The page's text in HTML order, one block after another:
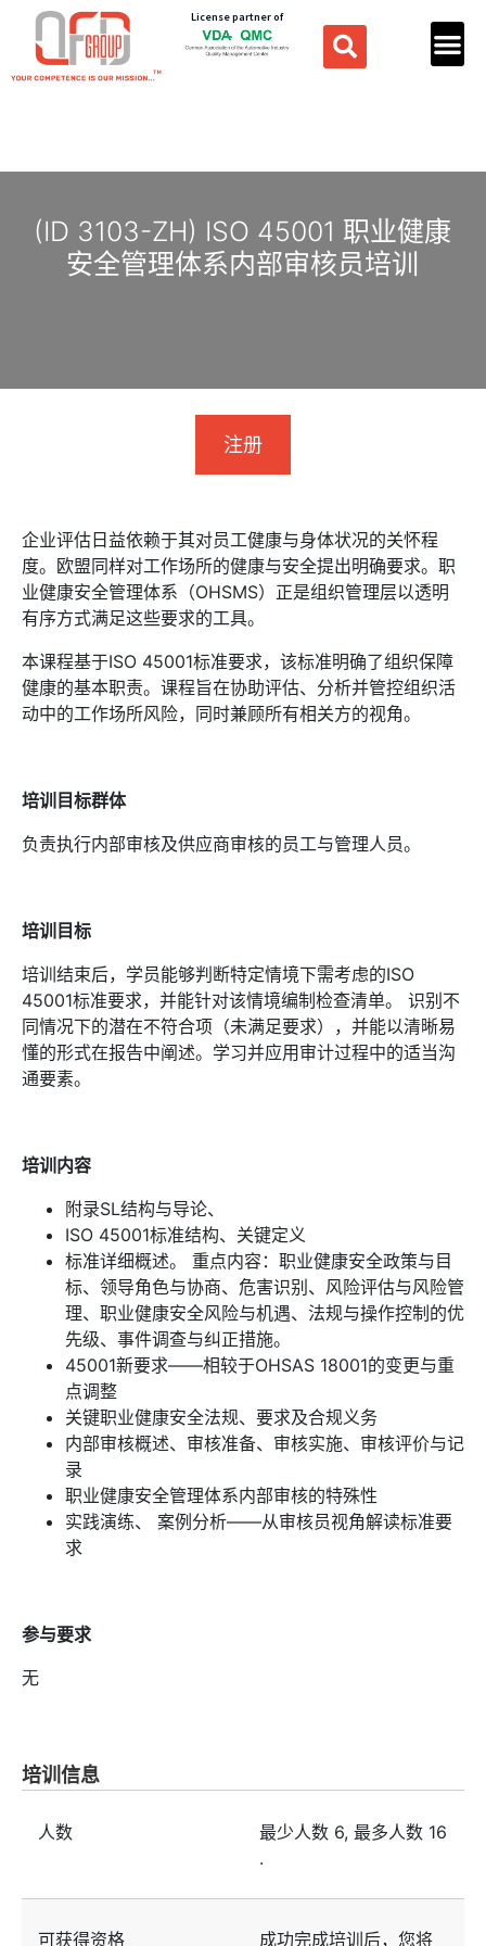
License partner of
(ID 3103-ZH) ISO 45001 职业健康
安全管理体系内部审核员培训
注册
企业评估日益依赖于其对员工健康与身体状况的关怀程
度。欧盟同样对工作场所的健康与安全提出明确要求。职
业健康安全管理体系（OHSMS）正是组织管理层以透明
有序方式满足这些要求的工具。
本课程基于ISO 45001标准要求，该标准明确了组织保障
健康的基本职责。课程旨在协助评估、分析并管控组织活
动中的工作场所风险，同时兼顾所有相关方的视角。
培训目标群体
负责执行内部审核及供应商审核的员工与管理人员。
培训目标
培训结束后，学员能够判断特定情境下需考虑的ISO
45001标准要求，并能针对该情境编制检查清单。 识别不
同情况下的潜在不符合项（未满足要求），并能以清晰易
懂的形式在报告中阐述。学习并应用审计过程中的适当沟
通要素。
培训内容
附录SL结构与导论、
ISO 45001标准结构、关键定义
标准详细概述。 重点内容：职业健康安全政策与目
标、领导角色与协商、危害识别、风险评估与风险管
理、职业健康安全风险与机遇、法规与操作控制的优
先级、事件调查与纠正措施。
45001新要求——相较于OHSAS 18001的变更与重
点调整
关键职业健康安全法规、要求及合规义务
内部审核概述、审核准备、审核实施、审核评价与记
录
职业健康安全管理体系内部审核的特殊性
实践演练、 案例分析——从审核员视角解读标准要
求
参与要求
无
培训信息
人数 最少人数 6, 最多人数 16
.
可获得资格 成功完成培训后，您将